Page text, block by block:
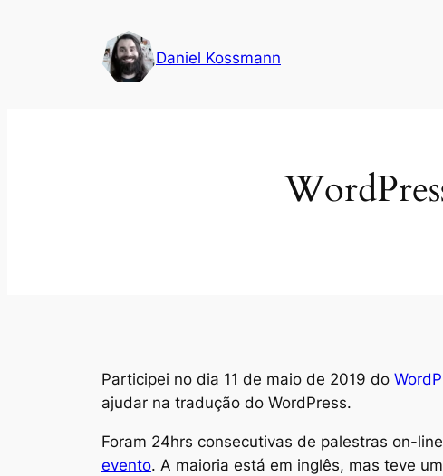
Daniel Kossmann
Participei no dia 11 de maio de 2019 do
ajudar na tradução do WordPress.
Foram 24hrs consecutivas de palestras on-
evento. A maioria está em inglês, mas teve